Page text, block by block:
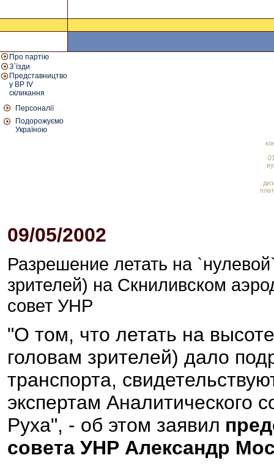
Про партію
З`їзди
Представництво
у ВР IV
скликання
Персоналії
Подорожуємо
Україною
09/05/2002
Разрешение летать на
зрителей) на Скниливском
совет УНР
"О том, что летать на
головам зрителей) дало
транспорта,
экспертам Аналитического
Руха", - об этом заявил
совета УНР Александр